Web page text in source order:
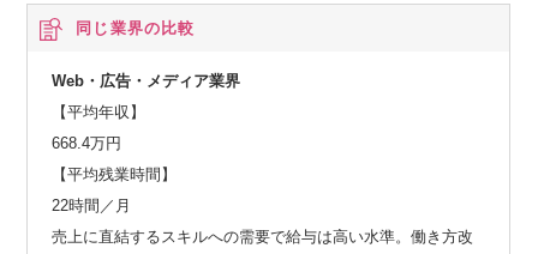
最前線でダイレクトに関われる大きなやりがいがあります。
【参考資料】
採用サイト
https://pivot.inc/recruit/
PIVOT株式会社ってどんな会社？ ～ 暮らしと成長を支える
「充実の福利厚生」～
同じ業界の比較
Web・広告・メディア業界
【平均年収】
668.4万円
【平均残業時間】
22時間／月
売上に直結するスキルへの需要で給与は高い水準。働き方改